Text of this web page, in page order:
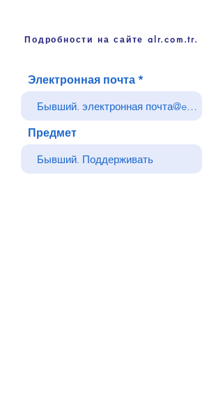
Подробности на сайте alr.com.tr.
Электронная почта
Предмет